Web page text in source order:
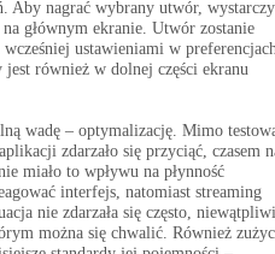
Aby nagrać wybrany utwór, wystarczy
głównym ekranie. Utwór zostanie
ustawieniami w
również w dolnej części ekranu
wadę – optymalizację. Mimo
zdarzało się przyciąć, czasem
miało to wpływu na płynność
interfejs, natomiast streaming
nie zdarzała się często,
można się chwalić. Również